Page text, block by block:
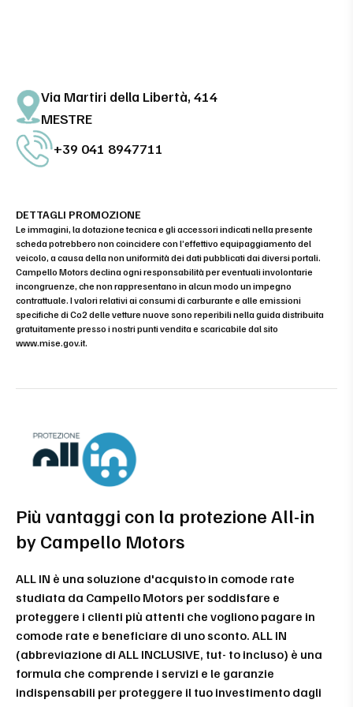
Via Martiri della Libertà, 414
MESTRE
+39 041 8947711
DETTAGLI PROMOZIONE
Le immagini, la dotazione tecnica e gli accessori indicati nella presente
scheda potrebbero non coincidere con l’effettivo equipaggiamento del
veicolo, a causa della non uniformità dei dati pubblicati dai diversi portali.
Campello Motors declina ogni responsabilità per eventuali involontarie
incongruenze, che non rappresentano in alcun modo un impegno
contrattuale. I valori relativi ai consumi di carburante e alle emissioni
specifiche di Co2 delle vetture nuove sono reperibili nella guida distribuita
gratuitamente presso i nostri punti vendita e scaricabile dal sito
www.mise.gov.it.
Più vantaggi con la protezione All-in
by Campello Motors
ALL IN è una soluzione d'acquisto in comode rate
studiata da Campello Motors per soddisfare e
proteggere i clienti più attenti che vogliono pagare in
comode rate e beneficiare di uno sconto. ALL IN
(abbreviazione di ALL INCLUSIVE, tut- to incluso) è una
formula che comprende i servizi e le garanzie
indispensabili per proteggere il tuo investimento dagli